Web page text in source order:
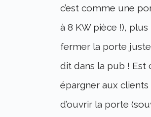
c’est comme une
à 8 KW pièce !),
fermer la porte
dit dans la pub ! Est
épargner aux clients
d’ouvrir la porte